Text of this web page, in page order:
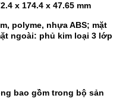
x 174.4 x 47.65 mm
polyme, nhựa ABS; mặt
ngoài: phủ kim loại 3 lớp
bao gồm trong bộ sản